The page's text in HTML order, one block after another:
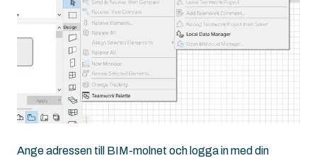
Ange adressen till BIM-molnet och logga in med din